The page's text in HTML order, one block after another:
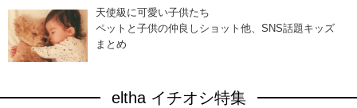
天使級に可愛い子供たち
ペットと子供の仲良しショット他、SNS話題キッズ
まとめ
eltha イチオシ特集